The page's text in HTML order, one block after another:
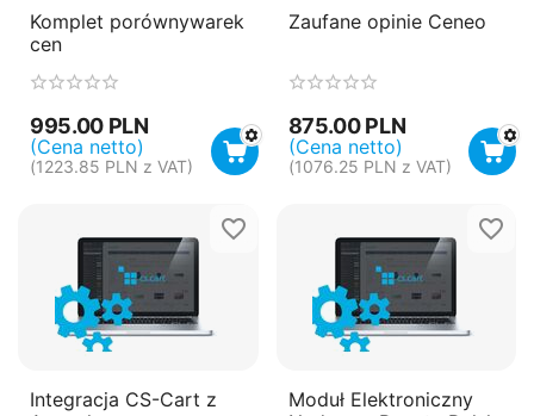
Komplet porównywarek
cen
995.00 PLN
(Cena netto)
(1223.85 PLN z VAT)
Zaufane opinie Ceneo
875.00 PLN
(Cena netto)
(1076.25 PLN z VAT)
Integracja CS-Cart z
Moduł Elektroniczny